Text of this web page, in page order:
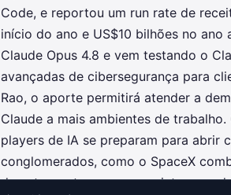
Code, e reportou um run rate de
início do ano e US$10 bilhões no
Claude Opus 4.8 e vem testando o
avançadas de cibersegurança para
Rao, o aporte permitirá atender a
Claude a mais ambientes de
players de IA se preparam para abrir
conglomerados, como o SpaceX
do setor e atraem enorme interesse